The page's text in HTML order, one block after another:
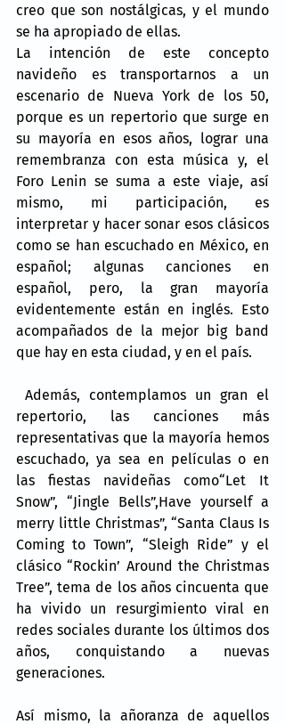
creo que son nostálgicas, y el mundo
se ha apropiado de ellas.
La intención de este concepto
navideño es transportarnos a un
escenario de Nueva York de los 50,
porque es un repertorio que surge en
su mayoría en esos años, lograr una
remembranza con esta música y, el
Foro Lenin se suma a este viaje, así
mismo, mi participación, es
interpretar y hacer sonar esos clásicos
como se han escuchado en México, en
español; algunas canciones en
español, pero, la gran mayoría
evidentemente están en inglés. Esto
acompañados de la mejor big band
que hay en esta ciudad, y en el país.
Además, contemplamos un gran el
repertorio, las canciones más
representativas que la mayoría hemos
escuchado, ya sea en películas o en
las fiestas navideñas como“Let It
Snow”, “Jingle Bells”,Have yourself a
merry little Christmas”, “Santa Claus Is
Coming to Town”, “Sleigh Ride” y el
clásico “Rockin’ Around the Christmas
Tree”, tema de los años cincuenta que
ha vivido un resurgimiento viral en
redes sociales durante los últimos dos
años, conquistando a nuevas
generaciones.
Así mismo, la añoranza de aquellos